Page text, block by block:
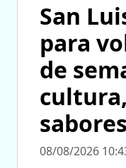
San
para
de
sabores
08/08/2026